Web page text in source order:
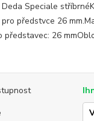
Deda Speciale
předstvce 26
představec: 26